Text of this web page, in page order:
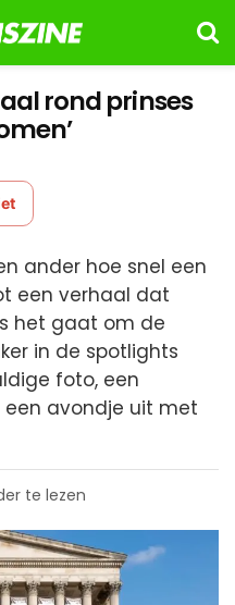
rond prinses
ander hoe snel een
een verhaal dat
het gaat om de
in de spotlights
foto, een
avondje uit met
te lezen